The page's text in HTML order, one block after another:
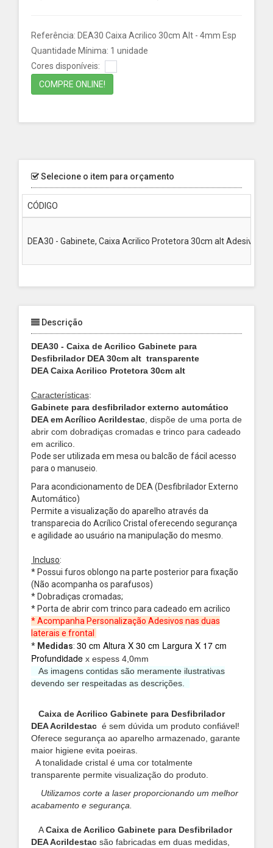
Referência: DEA30 Caixa Acrilico 30cm Alt - 4mm Esp
Quantidade Mínima: 1 unidade
Cores disponíveis:
COMPRE ONLINE!
Selecione o item para orçamento
CÓDIGO
DEA30 - Gabinete, Caixa Acrilico Protetora 30cm alt Adesivada
Descrição
DEA30 - Caixa de Acrilico Gabinete para
Desfibrilador DEA 30cm alt transparente
DEA Caixa Acrilico Protetora 30cm alt
Características:
Gabinete para desfibrilador externo automático
DEA em Acrílico Acrildestac , dispõe de uma porta de
abrir com dobradiças cromadas e trinco para cadeado
em acrilico.
Pode ser utilizada em mesa ou balcão de fácil acesso
para o manuseio.
Para acondicionamento de DEA (Desfibrilador Externo
Automático)
Permite a visualização do aparelho através da
transparecia do Acrílico Cristal oferecendo segurança
e agilidade ao usuário na manipulação do mesmo.
Incluso:
* Possui furos oblongo na parte posterior para fixação
(Não acompanha os parafusos)
* Dobradiças cromadas;
* Porta de abrir com trinco para cadeado em acrilico
* Acompanha Personalização Adesivos nas duas
laterais e frontal
* Medidas: 30 cm Altura X 30 cm Largura X 17 cm
Profundidade x espess 4,0mm
As imagens contidas são meramente ilustrativas
devendo ser respeitadas as descrições.
Caixa de Acrilico Gabinete para Desfibrilador
DEAAcrildestac é sem dúvida um produto confiável!
Oferece segurança ao aparelho armazenado, garante
maior higiene evita poeiras.
A tonalidade cristal é uma cor totalmente
transparente permite visualização do produto.
Utilizamos corte a laser proporcionando um melhor
acabamento e segurança.
ACaixa de Acrilico Gabinete para Desfibrilador
DEA Acrildestac são fabricadas em duas medidas,